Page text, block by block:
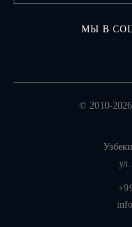
МЫ В
© 2010-